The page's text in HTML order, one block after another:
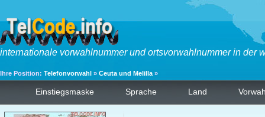
internationale vorwahlnummer und ortsvorwahlnummer in der
Ihre Position: Telefonvorwahl » Ceuta und Melilla »
Einstiegsmaske Sprache Land